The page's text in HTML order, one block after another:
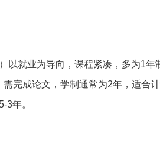
以就业为导向，课程紧凑，多为1年
完成论文，学制通常为2年，适合
3年。